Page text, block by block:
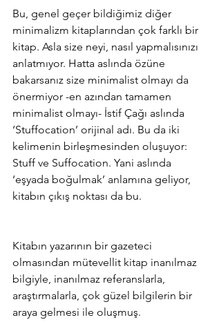
Bu, genel geçer bildiğimiz diğer
minimalizm kitaplarından çok farklı bir
kitap. Asla size neyi, nasıl yapmalısınızı
anlatmıyor. Hatta aslında özüne
bakarsanız size minimalist olmayı da
önermiyor -en azından tamamen
minimalist olmayı- İstif Çağı aslında
‘Stuffocation’ orijinal adı. Bu da iki
kelimenin birleşmesinden oluşuyor:
Stuff ve Suffocation. Yani aslında
‘eşyada boğulmak’ anlamına geliyor,
kitabın çıkış noktası da bu.
Kitabın yazarının bir gazeteci
olmasından mütevellit kitap inanılmaz
bilgiyle, inanılmaz referanslarla,
araştırmalarla, çok güzel bilgilerin bir
araya gelmesi ile oluşmuş.